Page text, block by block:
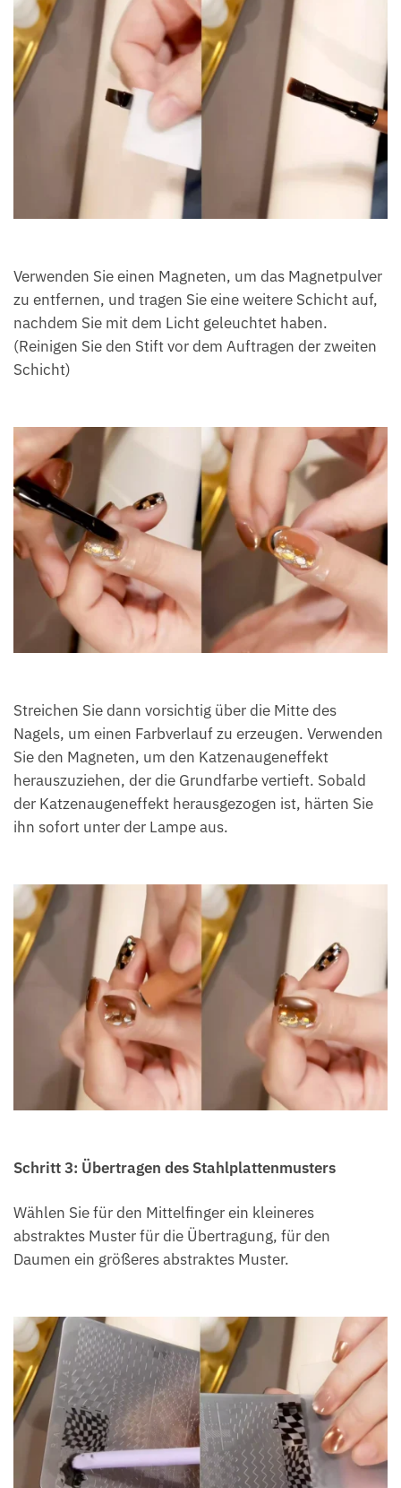
Verwenden Sie einen Magneten, um das Magnetpulver
zu entfernen, und tragen Sie eine weitere Schicht auf,
nachdem Sie mit dem Licht geleuchtet haben.
(Reinigen Sie den Stift vor dem Auftragen der zweiten
Schicht)
Streichen Sie dann vorsichtig über die Mitte des
Nagels, um einen Farbverlauf zu erzeugen. Verwenden
Sie den Magneten, um den Katzenaugeneffekt
herauszuziehen, der die Grundfarbe vertieft. Sobald
der Katzenaugeneffekt herausgezogen ist, härten Sie
ihn sofort unter der Lampe aus.
Schritt 3: Übertragen des Stahlplattenmusters
Wählen Sie für den Mittelfinger ein kleineres
abstraktes Muster für die Übertragung, für den
Daumen ein größeres abstraktes Muster.